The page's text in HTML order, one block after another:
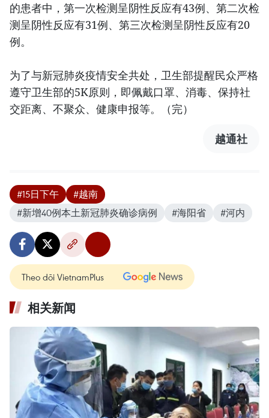
的患者中，第一次检测呈阴性反应有43例、第二次检
测呈阴性反应有31例、第三次检测呈阴性反应有20
例。
为了与新冠肺炎疫情安全共处，卫生部提醒民众严格
遵守卫生部的5K原则，即佩戴口罩、消毒、保持社
交距离、不聚众、健康申报等。（完）
越通社
#15日下午
#越南
#新增40例本土新冠肺炎确诊病例
#海阳省 #河内
Theo dõi VietnamPlus
相关新闻